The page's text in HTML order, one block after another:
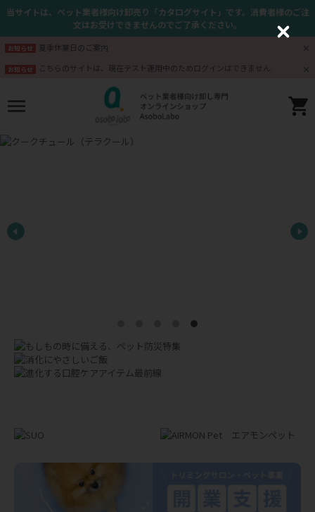
当サイトは、ペット業者様向け卸売り「カタログサイト」です。消費者様のご注
文はお受けできませんのでご了承ください。
お知らせ 夏季休業日のご案内
お知らせ こちらのサイトは、現在テスト運用中のためログインはできません
C